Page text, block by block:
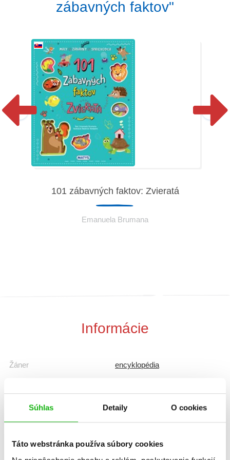
Súhlas Detaily O cookies
Táto webstránka používa súbory cookies
zábavných faktov"
101 zábavných faktov: Zvieratá
Emanuela Brumana
Informácie
Žáner encyklopédia